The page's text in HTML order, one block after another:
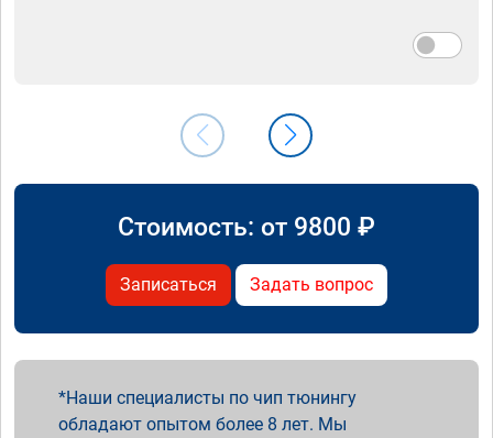
Стоимость: от 9800 ₽
Записаться Задать вопрос
Наши специалисты по чип тюнингу
обладают опытом более 8 лет. Мы